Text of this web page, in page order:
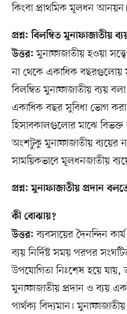
কিংবা প্রাথমিক মূলধন আনয়ন।
প্রশ্ন: বিলম্বিত মুনাফাজাতীয়
উত্তর:মুনাফাজাতীয় হওয়া
না থেকে একাধিক বছরগুলোয়
বিলম্বিত মুনাফাজাতীয় ব্যয়
একাধিক বছর সুবিধা ভোগ
হিসাবকালগুলোর মাঝে
অংশটুকু মুনাফাজাতীয় ব্যয়ের
সাময়িকভাবে মূলধনজাতীয়
প্রশ্ন: মুনাফাজাতীয় প্রদান
কী বোঝায়?
উত্তর:ব্যবসায়ের দৈনন্দিন
ব্যয় নির্দিষ্ট সময় পরপর
উপযোগিতা নিঃশেষ হয়ে যায়,
মুনাফাজাতীয় প্রদান ও ব্যয়
পার্থক্য বিদ্যমান।